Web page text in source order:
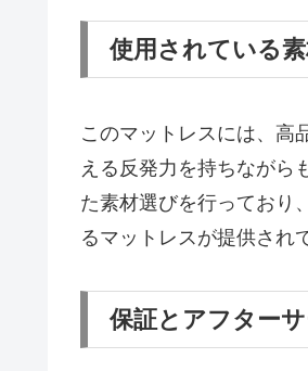
使用されている
このマットレスには、高
える反発力を持ちながら
た素材選びを行っており
るマットレスが提供され
保証とアフター